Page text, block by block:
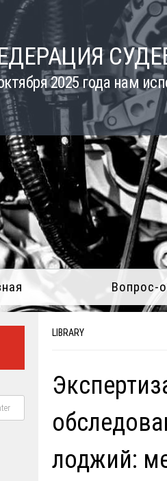
2025 года нам
Вопрос-
LIBRARY
лоджий: